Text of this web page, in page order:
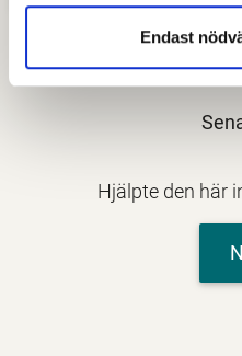
Endast
Hjälpte den här